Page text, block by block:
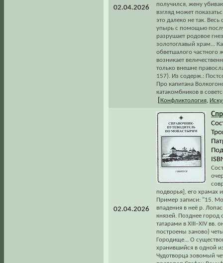
02.04.2026
получился, жену
взгляд может
это далеко не так.
упырь с помощью
разрушает родовое
золотоглавый храм...
обветшалого частного
возникает
только внешне
157). Из содерж.:
Про капитана
катакомбников в
Конфликтология
02.04.2026
подворья], его храмах
Пример записи: "15.
впадения в неё р.
князей. Позднее город
татарами в XIII–XIV вв.
построены заново)
Городище... О
хранившийся в одной
Чудотворца зовомый